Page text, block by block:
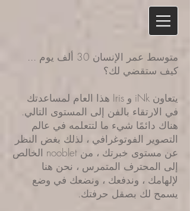
متوسط عمر الإنسان 30 ألف يوم ...
كيف ستقضي لك؟
يتعاون iNk و Iris هذا العام لمساعدتك
في الارتقاء بالفن إلى المستوى التالي.
هناك دائمًا شيء ما لتتعلمه في عالم
التصوير الفوتوغرافي ، لذلك بغض النظر
عن مستوى خبرتك ، من nooblet الخالص
إلى المحترف المتمرس ، نحن هنا
لإلهامك ، وندفعك ، ونضعك في وضع
يسمح لك بصقل حرفتك.